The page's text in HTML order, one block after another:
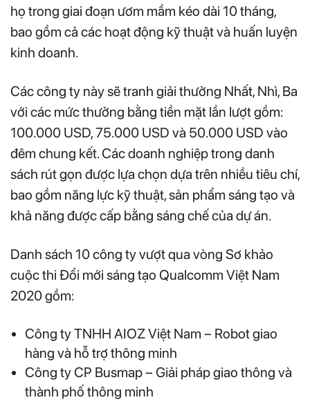
họ trong giai đoạn ươm mầm kéo dài 10 tháng,
bao gồm cả các hoạt động kỹ thuật và huấn luyện
kinh doanh.
Các công ty này sẽ tranh giải thưởng Nhất, Nhì, Ba
với các mức thưởng bằng tiền mặt lần lượt gồm:
100.000 USD, 75.000 USD và 50.000 USD vào
đêm chung kết. Các doanh nghiệp trong danh
sách rút gọn được lựa chọn dựa trên nhiều tiêu chí,
bao gồm năng lực kỹ thuật, sản phẩm sáng tạo và
khả năng được cấp bằng sáng chế của dự án.
Danh sách 10 công ty vượt qua vòng Sơ khảo
cuộc thi Đổi mới sáng tạo Qualcomm Việt Nam
2020 gồm:
Công ty TNHH AIOZ Việt Nam – Robot giao
hàng và hỗ trợ thông minh
Công ty CP Busmap – Giải pháp giao thông và
thành phố thông minh